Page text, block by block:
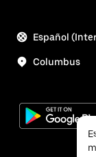
Español
Columbus